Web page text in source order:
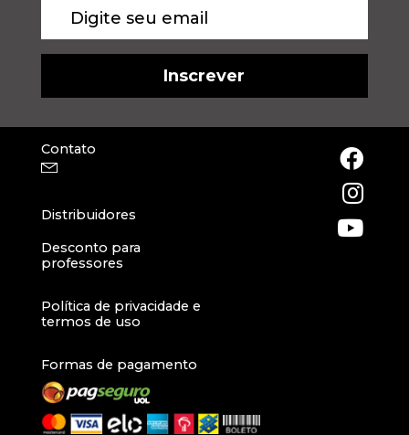
Contato
Distribuidores
Desconto para
professores
Política de privacidade e
termos de uso
Formas de pagamento